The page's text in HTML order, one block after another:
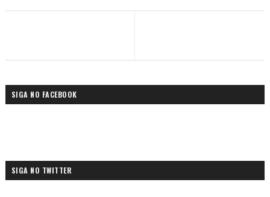
SIGA NO FACEBOOK
SIGA NO TWITTER